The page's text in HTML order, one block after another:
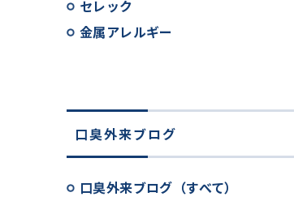
セレック
金属アレルギー
口臭外来ブログ
口臭外来ブログ（すべて）